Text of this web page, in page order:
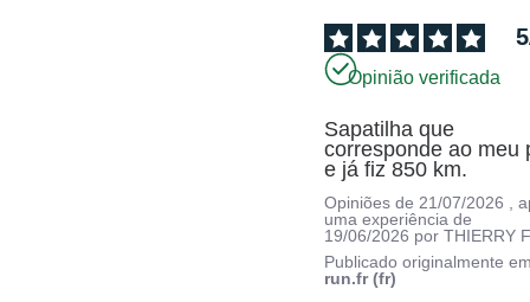
5
Opinião verificada
Sapatilha que
corresponde ao meu
e já fiz 850 km.
Opiniões de 21/07/2026
,
uma experiência de
19/06/2026 porTHIERRY
Publicado originalmente
run.fr (fr)